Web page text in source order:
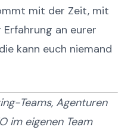
mit der Zeit, mit
an eurer
kann euch niemand
Teams, Agenturen
im eigenen Team